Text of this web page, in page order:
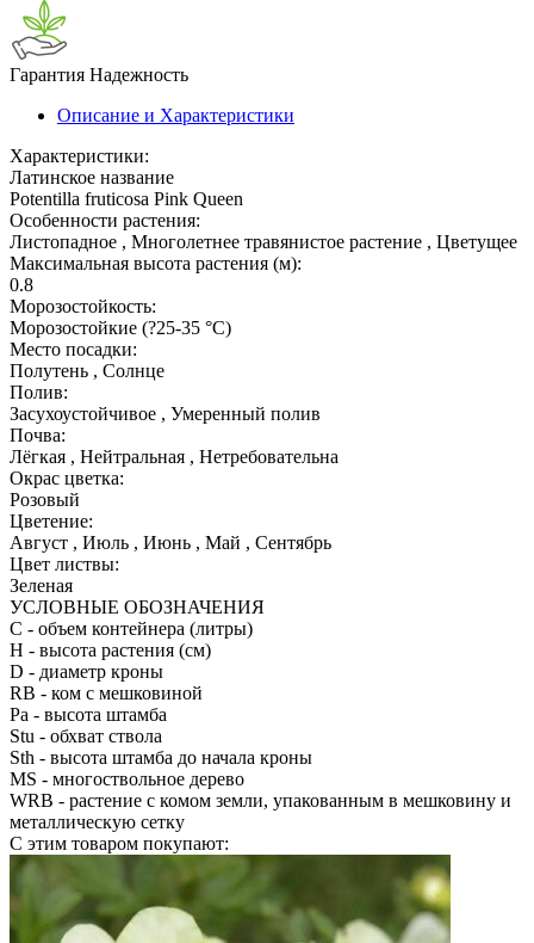
Гарантия Надежность
Описание и Характеристики
Характеристики:
Латинское название
Potentilla fruticosa Pink Queen
Особенности растения:
Листопадное , Многолетнее травянистое растение , Цветущее
Максимальная высота растения (м):
0.8
Морозостойкость:
Морозостойкие (?25-35 °С)
Место посадки:
Полутень , Солнце
Полив:
Засухоустойчивое , Умеренный полив
Почва:
Лёгкая , Нейтральная , Нетребовательна
Окрас цветка:
Розовый
Цветение:
Август , Июль , Июнь , Май , Сентябрь
Цвет листвы:
Зеленая
УСЛОВНЫЕ ОБОЗНАЧЕНИЯ
С - объем контейнера (литры)
H - высота растения (см)
D - диаметр кроны
RB - ком с мешковиной
Pa - высота штамба
Stu - обхват ствола
Sth - высота штамба до начала кроны
MS - многоствольное дерево
WRB - растение с комом земли, упакованным в мешковину и
металлическую сетку
С этим товаром покупают: